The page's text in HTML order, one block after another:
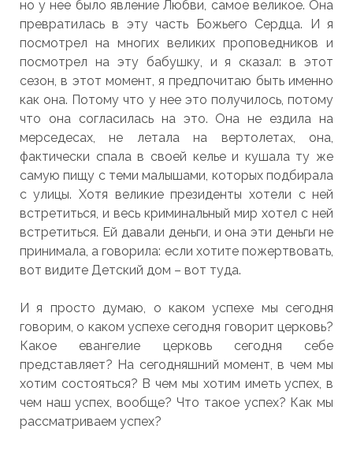
но у нее было явление Любви, самое великое. Она
превратилась в эту часть Божьего Сердца. И я
посмотрел на многих великих проповедников и
посмотрел на эту бабушку, и я сказал: в этот
сезон, в этот момент, я предпочитаю быть именно
как она. Потому что у нее это получилось, потому
что она согласилась на это. Она не ездила на
мерседесах, не летала на вертолетах, она,
фактически спала в своей келье и кушала ту же
самую пищу с теми малышами, которых подбирала
с улицы. Хотя великие президенты хотели с ней
встретиться, и весь криминальный мир хотел с ней
встретиться. Ей давали деньги, и она эти деньги не
принимала, а говорила: если хотите пожертвовать,
вот видите Детский дом – вот туда.
И я просто думаю, о каком успехе мы сегодня
говорим, о каком успехе сегодня говорит церковь?
Какое евангелие церковь сегодня себе
представляет? На сегодняшний момент, в чем мы
хотим состояться? В чем мы хотим иметь успех, в
чем наш успех, вообще? Что такое успех? Как мы
рассматриваем успех?